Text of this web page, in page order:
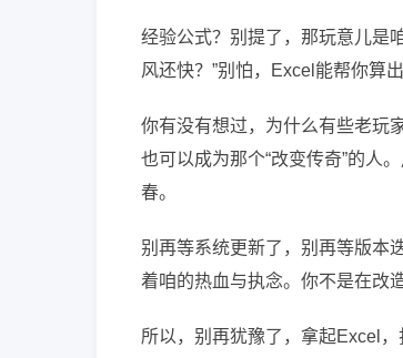
经验公式？别提了，那玩意儿是
风还快？”别怕，Excel能帮你算
你有没有想过，为什么有些老玩
也可以成为那个“改变传奇”的人
春。
别再等系统更新了，别再等版本
着咱的热血与执念。你不是在改
所以，别再犹豫了，拿起Excel